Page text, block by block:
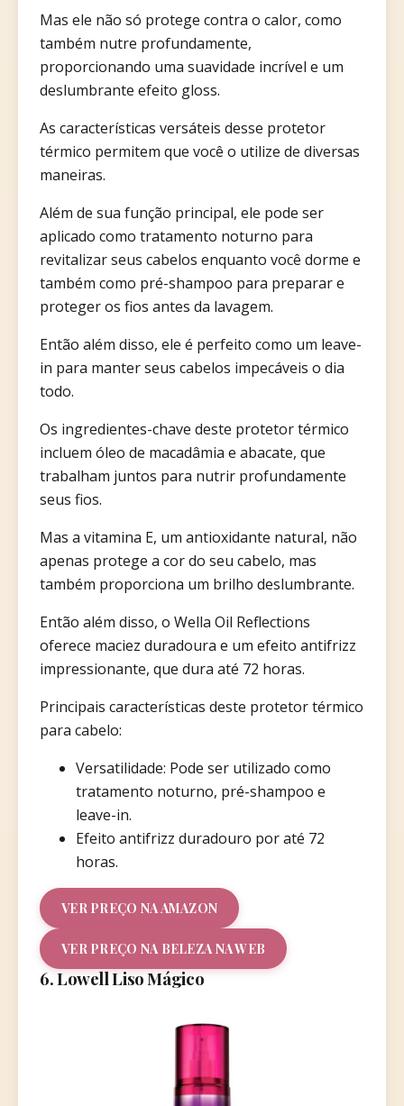
Mas ele não só protege contra o calor, como
também nutre profundamente,
proporcionando uma suavidade incrível e um
deslumbrante efeito gloss.
As características versáteis desse protetor
térmico permitem que você o utilize de diversas
maneiras.
Além de sua função principal, ele pode ser
aplicado como tratamento noturno para
revitalizar seus cabelos enquanto você dorme e
também como pré-shampoo para preparar e
proteger os fios antes da lavagem.
Então além disso, ele é perfeito como um leave-
in para manter seus cabelos impecáveis o dia
todo.
Os ingredientes-chave deste protetor térmico
incluem óleo de macadâmia e abacate, que
trabalham juntos para nutrir profundamente
seus fios.
Mas a vitamina E, um antioxidante natural, não
apenas protege a cor do seu cabelo, mas
também proporciona um brilho deslumbrante.
Então além disso, o Wella Oil Reflections
oferece maciez duradoura e um efeito antifrizz
impressionante, que dura até 72 horas.
Principais características deste protetor térmico
para cabelo:
Versatilidade: Pode ser utilizado como
tratamento noturno, pré-shampoo e
leave-in.
Efeito antifrizz duradouro por até 72
horas.
VER PREÇO NA AMAZON
VER PREÇO NA BELEZA NA WEB
6. Lowell Liso Mágico